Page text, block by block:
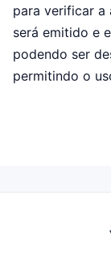
para verificar a
será emitido e
podendo ser
permitindo o